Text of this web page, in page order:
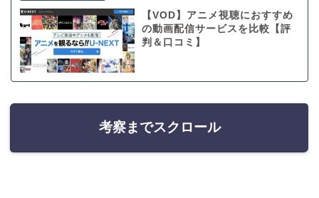
【VOD】アニメ視聴におすすめ
の動画配信サービスを比較【評
判＆口コミ】
考察までスクロール